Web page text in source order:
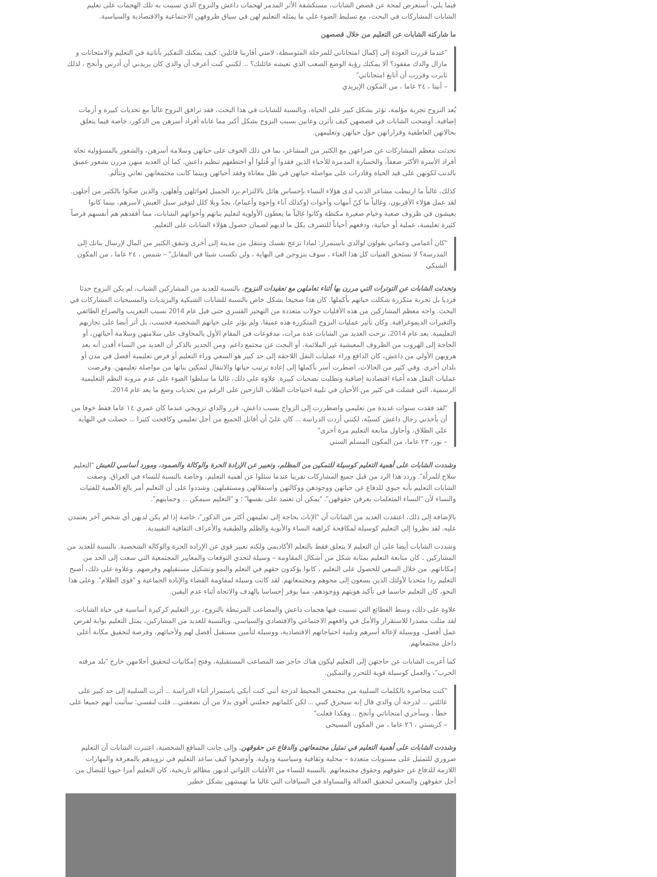
فيما يلي، أستعرض لمحة عن قصص الشابات، مستكشفة الأثر المدمر لهجمات داعش والنزوح الذي تسببت به تلك الهجمات على تعليم
الشابات المشاركات في البحث، مع تسليط الضوء على ما يمثله التعليم لهن في سياق ظروفهن الاجتماعية والاقتصادية والسياسية.
ما شاركته الشابات عن التعليم من خلال قصصهن
“عندما قررت العودة إلى إكمال امتحاناتي للمرحلة المتوسطة، لامني أقاربنا قائلين: كيف يمكنك التفكير بأنانية في التعليم والامتحانات و
مازال والدك مفقود؟ ألا يمكنك رؤية الوضع الصعب الذي تعيشه عائلتك؟ … لكنني كنت أعرف أن والدي كان يريدني أن أدرس وأنجح ، لذلك
ثابرت وقررت أن أتابع امتحاناتي”
– أنيتا ، ٢٤ عاما ، من المكون الإيزيدي
يُعد النزوح تجربة مؤلمة، تؤثر بشكل كبير على الحياة، وبالنسبة للشابات في هذا البحث، فقد ترافق النزوح غالباً مع تحديات كبيرة و أزمات
إضافية. أوضحت الشابات في قصصهن كيف تأثرن وعانين بسبب النزوح بشكل أكبر مما عاناه أفراد أسرهن من الذكور، خاصة فيما يتعلق
بحالاتهن العاطفية وقراراتهن حول حياتهن وتعليمهن.
تحدثت معظم المشاركات عن صراعهن مع الكثير من المشاعر، بما في ذلك الخوف على حياتهن وسلامة أسرهن، والشعور بالمسؤولية تجاه
أفراد الأسرة الأكثر ضعفاً، والخسارة المدمرة للأحباء الذين فقدوا أو قُتلوا أو اختطفهم تنظيم داعش. كما أن العديد منهن مررن بشعور عميق
بالذنب لكونهن على قيد الحياة وقادرات على مواصلة حياتهن في ظل معاناة وفقد أحبائهن وبينما كانت مجتمعاتهن تعاني وتتألم.
كذلك، غالباً ما ارتبطت مشاعر الذنب لدى هؤلاء النساء بإحساس هائل بالالتزام برد الجميل لعوائلهن وأهلهن، والذين ضحّوا بالكثير من أجلهن.
لقد عمل هؤلاء الأقربون، وغالباً ما كنّ أمهات وأخوات (وكذلك آباء وإخوة وأعمام)، بجدّ وبلا كلل لتوفير سبل العيش لأسرهم، بينما كانوا
يعيشون في ظروف صعبة وخيام صغيرة مكتظة وكانوا غالباً ما يعطون الأولوية لتعليم بناتهم وأخواتهم الشابات، مما أفقدهم هم أنفسهم فرصاً
كثيرة تعليمية، عملية أو حياتية، ودفعهم أحياناً للتصرف بكل ما لديهم لضمان حصول هؤلاء الشابات على التعليم.
“كان أعمامي وعماتي يقولون لوالدي باستمرار: لماذا تزعج نفسك وتنتقل من مدينة إلى أخرى وتنفق الكثير من المال لإرسال بناتك إلى
المدرسة؟ لا تستحق الفتيات كل هذا العناء ، سوف يتزوجن في النهاية ، ولن تكسب شيئا في المقابل” – شمس ، ٢٤ عاما ، من المكون
الشبكي
وتحدثت الشابات عن التوترات التي مررن بها أثناء تعاملهن مع تعقيدات النزوح. بالنسبة للعديد من المشاركين الشباب، لم يكن النزوح حدثا
فرديا بل تجربة متكررة شكلت حياتهم بأكملها. كان هذا صحيحا بشكل خاص بالنسبة للشابات الشبكية واليزيديات والمسيحيات المشاركات في
البحث. واجه معظم المشاركين من هذه الأقليات جولات متعددة من التهجير القسري حتى قبل عام 2014 بسبب التعريب والصراع الطائفي
والتغيرات الديموغرافية. وكان تأثير عمليات النزوح المتكررة هذه عميقا، ولم يؤثر على حياتهم الشخصية فحسب، بل أثر أيضا على تجاربهم
التعليمية. بعد عام 2014، نزحت العديد من الشابات عدة مرات، مدفوعات في المقام الأول بالمخاوف على سلامتهن وسلامة أحبائهن، أو
الحاجة إلى الهروب من الظروف المعيشية غير الملائمة، أو البحث عن مجتمع داعم. ومن الجدير بالذكر أن العديد من النساء أفدن أنه بعد
هروبهن الأولي من داعش، كان الدافع وراء عمليات النقل اللاحقة إلى حد كبير هو السعي وراء التعليم أو فرص تعليمية أفضل في مدن أو
بلدان أخرى. وفي كثير من الحالات، اضطرت أسر بأكملها إلى إعادة ترتيب حياتها والانتقال لتمكين بناتها من مواصلة تعليمهن. وفرضت
عمليات النقل هذه أعباء اقتصادية إضافية وتطلبت تضحيات كبيرة. علاوة على ذلك، غالبا ما سلطوا الضوء على عدم مرونة النظم التعليمية
الرسمية، التي فشلت في كثير من الأحيان في تلبية احتياجات الطلاب النازحين على الرغم من تحديات وضع ما بعد عام 2014.
“لقد فقدت سنوات عديدة من تعليمي واضطررت إلى الزواج بسبب داعش، قرر والداي تزويجي عندما كان عمري ١٤ عاما فقط خوفا من
أن يأخذني رجال داعش كسبيّة، لكنني أردت الدراسة … كان عليّ أن أقاتل الجميع من أجل تعليمي وكافحت كثيرا … حصلت في النهاية
على الطلاق، وأحاول متابعة التعليم مرة أخرى”
– نور، ٢٣ عاما، من المكون المسلم السني
وشددت الشابات على أهمية التعليم كوسيلة للتمكين من المظلم، وتعبير عن الإرادة الحرة والوكالة والصمود، ومورد أساسي للعيش“التعليم
سلاح للمرأة”. وردد هذا الرد من قبل جميع المشاركات تقريبا عندما سئلوا عن أهمية التعليم، وخاصة بالنسبة للنساء في العراق. وصفت
الشابات التعليم بأنه حيوي للدفاع عن حياتهن ووجودهن ووكالتهن واستقلالهن ومستقبلهن. وشددوا على أن التعليم أمر بالغ الأهمية للفتيات
والنساء لأن “النساء المتعلمات يعرفن حقوقهن”. “يمكن أن تعتمد على نفسها” ؛ و “التعليم سيمكن … وحمايتهم”.
بالإضافة إلى ذلك، اعتقدت العديد من الشابات أن “الإناث بحاجة إلى تعليمهن أكثر من الذكور”، خاصة إذا لم يكن لديهن أي شخص آخر يعتمدن
عليه. لقد نظروا إلى التعليم كوسيلة لمكافحة كراهية النساء والأبوية والظلم والطبقية والأعراف الثقافية التقييدية.
وشددت الشابات أيضا على أن التعليم لا يتعلق فقط بالتعلم الأكاديمي ولكنه تعبير قوي عن الإرادة الحرة والوكالة الشخصية. بالنسبة للعديد من
المشاركين ، كان متابعة التعليم بمثابة شكل من أشكال المقاومة – وسيلة لتحدي التوقعات والمعايير المجتمعية التي سعت إلى الحد من
إمكاناتهم. من خلال السعي للحصول على التعليم ، كانوا يؤكدون حقهم في التعلم والنمو وتشكيل مستقبلهم وفرصهم. وعلاوة على ذلك، أصبح
التعليم ردا متحديا لأولئك الذين يسعون إلى محوهم ومجتمعاتهم. لقد كانت وسيلة لمقاومة القضاء والإبادة الجماعية و “قوى الظلام”. وعلى هذا
النحو، كان التعليم حاسما في تأكيد هويتهم ووجودهم، مما يوفر إحساسا بالهدف والاتجاه أثناء عدم اليقين.
علاوة على ذلك، وسط الفظائع التي تسببت فيها هجمات داعش والمصاعب المرتبطة بالنزوح، برز التعليم كركيزة أساسية في حياة الشابات.
لقد مثلت مصدرا للاستقرار والأمل في واقعهم الاجتماعي والاقتصادي والسياسي. وبالنسبة للعديد من المشاركين، يمثل التعليم بوابة لفرص
عمل أفضل، ووسيلة لإعالة أسرهم وتلبية احتياجاتهم الاقتصادية، ووسيلة لتأمين مستقبل أفضل لهم ولأحبائهم، وفرصة لتحقيق مكانة أعلى
داخل مجتمعاتهم.
كما أعربت الشابات عن حاجتهن إلى التعليم ليكون هناك حاجز ضد المصاعب المستقبلية، وفتح إمكانيات لتحقيق أحلامهن خارج “بلد مزقته
الحرب”، والعمل كوسيلة قوية للتحرر والتمكين.
“كنت محاصرة بالكلمات السلبية من مجتمعي المحيط لدرجة أنني كنت أبكي باستمرار أثناء الدراسة … أثرت السلبية إلى حد كبير على
عائلتي … لدرجة أن والدي قال إنه سيحرق كتبي … لكن كلماتهم جعلتني أقوى بدلا من أن تضعفني… قلت لنفسي: سأثبت أنهم جميعا على
خطأ ، وسأجري امتحاناتي وأنجح .. وهكذا فعلت”
– كريستي ، ٢٦ عاما ، من المكون المسيحي
وشددت الشابات على أهمية التعليم في تمثيل مجتمعاتهن والدفاع عن حقوقهن. وإلى جانب المنافع الشخصية، اعتبرت الشابات أن التعليم
ضروري للتمثيل على مستويات متعددة – محلية وثقافية وسياسية ودولية. وأوضحوا كيف ساعد التعليم في تزويدهم بالمعرفة والمهارات
اللازمة للدفاع عن حقوقهم وحقوق مجتمعاتهم. بالنسبة للنساء من الأقليات اللواتي لديهن مظالم تاريخية، كان التعليم أمرا حيويا للنضال من
أجل حقوقهن والسعي لتحقيق العدالة والمساواة في السياقات التي غالبا ما تهمشهن بشكل خطير.